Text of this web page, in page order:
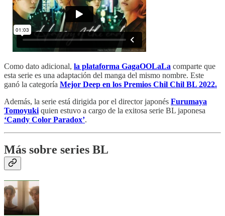
Como dato adicional, la plataforma GagaOOLaLa comparte que
esta serie es una adaptación del manga del mismo nombre. Este
ganó la categoría Mejor Deep en los Premios Chil Chil BL 2022.
Además, la serie está dirigida por el director japonés Furumaya
Tomoyuki quien estuvo a cargo de la exitosa serie BL japonesa
‘Candy Color Paradox’.
Más sobre series BL